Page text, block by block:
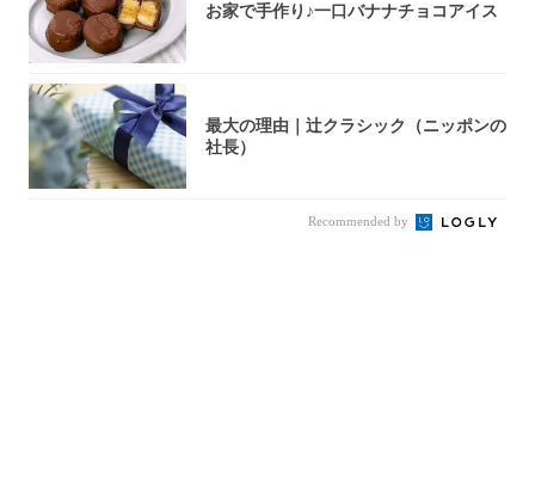
お家で手作り♪一口バナナチョコアイス
最大の理由｜辻クラシック（ニッポンの
社長）
Recommended by